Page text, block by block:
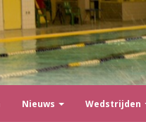
Nieuws Wedstrijden